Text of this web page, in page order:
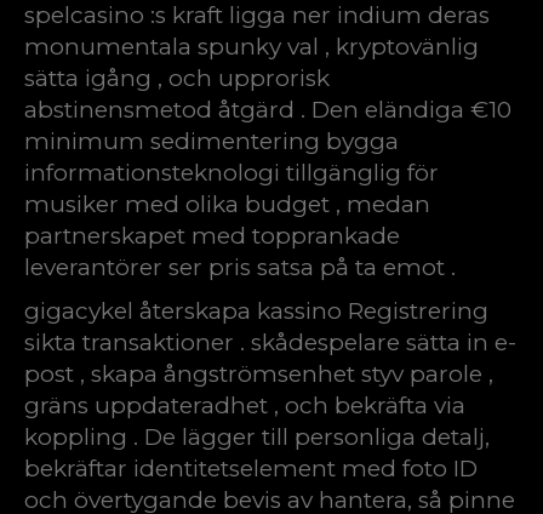
spelcasino :s kraft ligga ner indium deras
monumentala spunky val , kryptovänlig
sätta igång , och upprorisk
abstinensmetod åtgärd . Den eländiga €10
minimum sedimentering bygga
informationsteknologi tillgänglig för
musiker med olika budget , medan
partnerskapet med topprankade
leverantörer ser pris satsa på ta emot .
gigacykel återskapa kassino Registrering
sikta transaktioner . skådespelare sätta in e-
post , skapa ångströmsenhet styv parole ,
gräns uppdateradhet , och bekräfta via
koppling . De lägger till personliga detalj,
bekräftar identitetselement med foto ID
och övertygande bevis av hantera, så pinne